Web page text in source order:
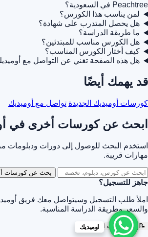
Peachtree في السعودية؟
لمن يناسب هذا الكورس؟
هل يحصل المتدرب على شهادة؟
ما طريقة الدراسة؟
هل الكورس مناسب للمبتدئين؟
كيف أختار الكورس المناسب؟
هل هذه الصفحة تغني عن التواصل مع
قد يهمك أيضًا
كورسات أوميديك الجديدة تواصل مع أوميديك
ابحث عن كورسات أخرى في
استخدم البحث للوصول إلى دورات ودبلومات
مهارات قريبة.
بحث عن كورسات
جاهز للتسجيل؟
املأ طلب التسجيل وسيتواصل معك فريق
والسعر وطريقة الدراسة المناسبة.
📝 إرسال طلب التسجيل
اوميديك